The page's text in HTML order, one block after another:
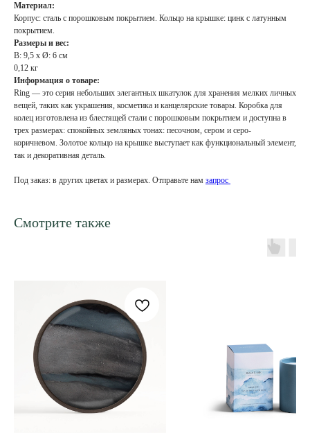
Материал:
Корпус: сталь с порошковым покрытием. Кольцо на крышке: цинк с латунным
покрытием.
Размеры и вес:
В: 9,5 x Ø: 6 см
0,12 кг
Информация о товаре:
Ring — это серия небольших элегантных шкатулок для хранения мелких личных
вещей, таких как украшения, косметика и канцелярские товары. Коробка для
колец изготовлена ​​из блестящей стали с порошковым покрытием и доступна в
трех размерах: спокойных земляных тонах: песочном, сером и серо-
коричневом. Золотое кольцо на крышке выступает как функциональный элемент,
так и декоративная деталь.
Под заказ: в других цветах и размерах. Отправьте нам запрос
Смотрите также